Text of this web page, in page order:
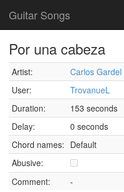
Guitar Songs
Por una cabeza
Artist: Carlos Gardel
User:
TrovanueL
Duration:
153 seconds
Delay:
0 seconds
Chord names: Default
Abusive:
Comment:
-